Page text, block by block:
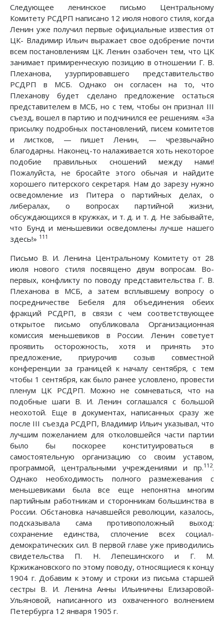
Следующее ленинское письмо Центральному
Комитету РСДРП написано 12 июля нового стиля, когда
Ленин уже получил первые официальные известия от
ЦК- Владимир Ильич выражает свое одобрение почти
всем постановлениям ЦК. Ленин озабочен тем, что ЦК
занимает примиренческую позицию в отношении Г. В.
Плеханова, узурпировавшего представительство
РСДРП в МСБ. Однако он согласен на то, что
Плеханову будет сделано предложение остаться
представителем в МСБ, но с тем, чтобы он признал III
съезд, вошел в партию и подчинился ее решениям. «За
присылку подробных постановлений, писем комитетов
и листков, — пишет Ленин, — чрезвычайно
благодарны. Наконец-то налаживается хоть некоторое
подобие правильных сношений между нами!
Пожалуйста, не бросайте этого обычая и найдите
хорошего питерского секретаря. Нам до зарезу нужно
осведомление из Питера о партийных делах, о
либералах, о вопросах партийной жизни,
обсуждающихся в кружках, и т. д. и т. д. Не забывайте,
что Бунд и меньшевики осведомлены лучше нашего
здесь!» 111
Письмо В. И. Ленина Центральному Комитету от 28
июля нового стиля посвящено двум вопросам. Во-
первых, конфликту по поводу представительства Г. В.
Плеханова в МСБ, а затем всплывшему вопросу о
посредничестве Бебеля для объединения обеих
фракций РСДРП, в связи с чем соответствующее
открытое письмо опубликовала Организационная
комиссия меньшевиков в России. Ленин советует
проявить осторожность, хотя и принять это
предложение, приурочив созыв совместной
конференции за границей к началу сентября, с тем
чтобы 1 сентября, как было ранее условлено, провести
пленум ЦК РСДРП. Можно не сомневаться, что на
подобные шаги В. И. Ленин соглашался с большой
неохотой. Еще в документах, написанных сразу же
после III съезда РСДРП, Владимир Ильич указывал, что
лучшим пожеланием для отколовшейся части партии
было бы поскорее конституироваться в
самостоятельную организацию со своим уставом,
программой, центральными учреждениями и пр.112.
Однако необходимость полного размежевания с
меньшевиками была все еще непонятна многим
партийным работникам и сторонникам большинства в
России. Обстановка начавшейся революции, казалось,
подсказывала сама противоположный выход:
сохранение единства, сплочение всех социал-
демократических сил. В первой главе уже приводились
свидетельства П. Н. Лепешинского и Г. М.
Кржижановского по этому поводу, относящиеся к концу
1904 г. Добавим к этому и строки из письма старшей
сестры В. И. Ленина Анны Ильиничны Елизаровой-
Ульяновой, написанного из охваченного волнением
Петербурга 12 января 1905 г.